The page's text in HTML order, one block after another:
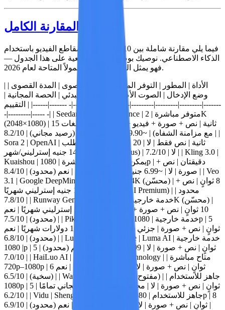
جدول المقارنة الكامل
فيما يلي مقارنة شاملة بين 10 برامج لتوليد مقاطع الفيديو باستخدام
الذكاء الاصطناعي. نوصيك بوضع إشارة مرجعية على هذا الجدول —
فهو يمثل المقارنة الأكثر شمولاً المتاحة لعام 2026.
| الأداة | المطور | التوفر المحلي | الدقة القصوى | المدة القصوى |
وضع الإدخال | الصوت الأصلي | السعر المبدئي | الحصة المجانية |
التقييم | |------|------- -|-----------|-----------|---------|---------|---------|-------
-|---------|----- -| | Seedance 2.0
| ByteDance | متوفر مباشرة | 2K
(2048×1080) | 15 ثانية | نص + صورة + فيديو + صوت | نعم (8 لغات
مع مزامنة الشفاه) | ~9.90 دولار/شهر | نعم (رصيد مجاني) |
8.2/10
| |
Sora 2 | OpenAI | يتطلب VPN | 1080p | 20 ثانية | نص فقط | لا |
14.99 جنيه إسترليني/شهر (ChatGPT Plus) | لا | 7.2/10 | | Kling 3.0 |
Kuaishou | يمكن الوصول إليه مباشرة | 1080p | دقيقتان | نص +
صورة | لا | ~6.99 جنيه إسترليني شهريًا | نعم (محدود) |
8.4/10 | | Veo
3.1 | Google DeepMind | يتطلب VPN | 4K (محسّن) | 8 ثوانٍ | نص +
صورة | نعم | 14 جنيه إسترليني شهريًا (AI Premium) | محدود |
7.8/10 | | Runway Gen-4
10 ثوانٍ | نص + صورة + فيديو | لا | 15 جنيه إسترليني شهريًا | نعم
(محدود) | 7.5/10 | | Pika 2.0
ثوانٍ | نص + صورة | جزئي (مؤثرات صوتية) | 10 دولارات شهريًا | نعم
(محدود) | 6.8/10 | | Luma Dream Machine | Luma AI | خدمة خارجية
| 1080p | 5 ثوانٍ | نص + صورة | لا | 9.99 دولار شهريًا | نعم (محدود) |
7.0/10 | | HaiLuo AI | MiniMax/Xiyu Technology | متاح مباشرة |
720p–1080p | 6 ثوانٍ | نص + صورة | لا | ~4.99 دولار شهريًا | نعم
(سخية) | 6.5/10 | | Wan
1080p | 5 ثوانٍ | نص + صورة | لا | مجاني (نشر محلي) | مجاني تمامًا |
6.2/10 | | Vidu | Shengshu Technology | جاهز للاستخدام | 1080p | 8
ثوانٍ | نص + صورة | لا | ~9.99 دولار شهريًا | نعم (محدود) |
6.9/10 |